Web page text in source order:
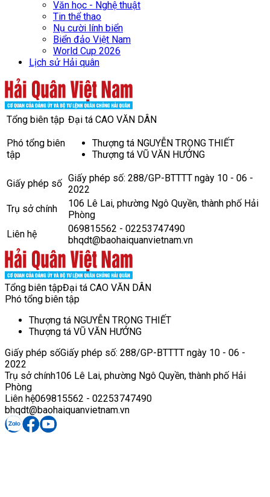
Văn học - Nghệ thuật
Tin thể thao
Nụ cười lính biển
Biển đảo Việt Nam
World Cup 2026
Lịch sử Hải quân
Tổng biên tập Đại tá CAO VĂN DÂN
Phó tổng biên
tập
Thượng tá NGUYỄN TRỌNG THIẾT
Thượng tá VŨ VĂN HƯỞNG
Giấy phép số Giấy phép số: 288/GP-BTTTT ngày 10 - 06 -
2022
Trụ sở chính
106 Lê Lai, phường Ngô Quyền, thành phố Hải
Phòng
Liên hệ
069815562 - 02253747490
bhqdt@baohaiquanvietnam.vn
Tổng biên tậpĐại tá CAO VĂN DÂN
Phó tổng biên tập
Thượng tá NGUYỄN TRỌNG THIẾT
Thượng tá VŨ VĂN HƯỞNG
Giấy phép sốGiấy phép số: 288/GP-BTTTT ngày 10 - 06 -
2022
Trụ sở chính106 Lê Lai, phường Ngô Quyền, thành phố Hải
Phòng
Liên hệ069815562 - 02253747490
bhqdt@baohaiquanvietnam.vn